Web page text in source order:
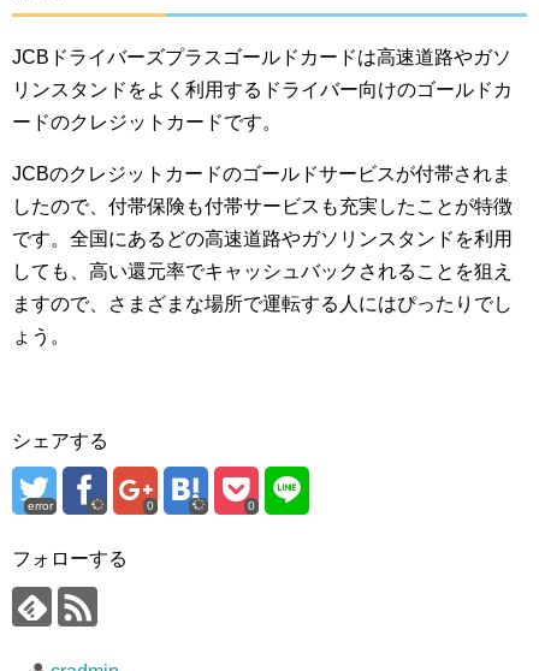
JCBドライバーズプラスゴールドカードは高速道路やガソ
リンスタンドをよく利用するドライバー向けのゴールドカ
ードのクレジットカードです。
JCBのクレジットカードのゴールドサービスが付帯されま
したので、付帯保険も付帯サービスも充実したことが特徴
です。全国にあるどの高速道路やガソリンスタンドを利用
しても、高い還元率でキャッシュバックされることを狙え
ますので、さまざまな場所で運転する人にはぴったりでし
ょう。
シェアする
error 0 0
フォローする